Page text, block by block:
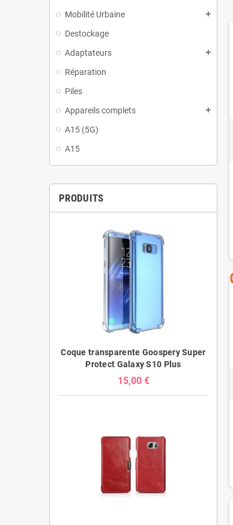
Mobilité Urbaine add
Destockage
Adaptateurs
add
Réparation
Piles
Appareils complets
add
A15 (5G)
A15
PRODUITS
Coque transparente Goospery Super
Protect Galaxy S10 Plus
15,00 €